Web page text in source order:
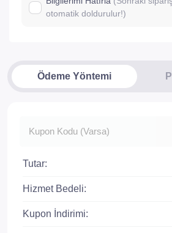
otomatik doldurulur!)
Ödeme Yöntemi
Tutar:
Hizmet Bedeli:
Kupon İndirimi: